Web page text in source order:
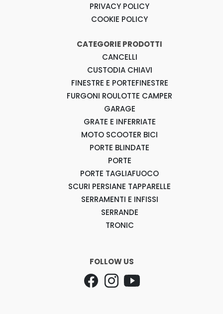
PRIVACY POLICY
COOKIE POLICY
CATEGORIE PRODOTTI
CANCELLI
CUSTODIA CHIAVI
FINESTRE E PORTEFINESTRE
FURGONI ROULOTTE CAMPER
GARAGE
GRATE E INFERRIATE
MOTO SCOOTER BICI
PORTE BLINDATE
PORTE
PORTE TAGLIAFUOCO
SCURI PERSIANE TAPPARELLE
SERRAMENTI E INFISSI
SERRANDE
TRONIC
FOLLOW US